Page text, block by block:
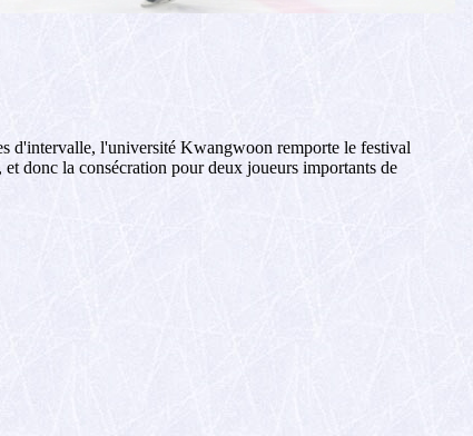
d'intervalle, l'université Kwangwoon remporte le festival
donc la consécration pour deux joueurs importants de